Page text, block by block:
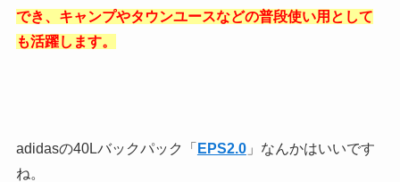
でき、キャンプやタウンユースなどの普段使い用として
も活躍します。
adidasの40Lバックパック「 EPS2.0」なんかはいいです
ね。